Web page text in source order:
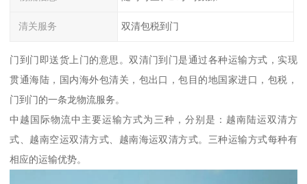
清关服务 双清包税到门
门到门即送货上门的意思。双清门到门是通过各种运输方式，实现
贯通海陆，国内海外包清关，包出口，包目的地国家进口，包税，
门到门的一条龙物流服务。
中越国际物流中主要运输方式为三种，分别是：越南陆运双清方
式、越南空运双清方式、越南海运双清方式。三种运输方式每种有
相应的运输优势。